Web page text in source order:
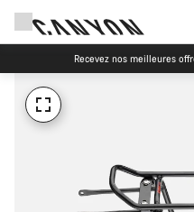
Recevez nos meilleures